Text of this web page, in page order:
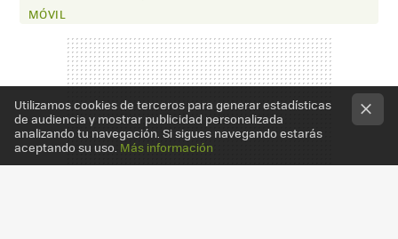
MÓVIL
Utilizamos cookies de terceros para generar estadísticas
de audiencia y mostrar publicidad personalizada
analizando tu navegación. Si sigues navegando estarás
aceptando su uso. Más información